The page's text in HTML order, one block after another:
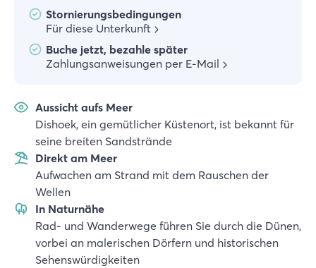
Stornierungsbedingungen
Für diese Unterkunft
Buche jetzt, bezahle später
Zahlungsanweisungen per E-Mail
Aussicht aufs Meer
Dishoek, ein gemütlicher Küstenort, ist bekannt für
seine breiten Sandstrände
Direkt am Meer
Aufwachen am Strand mit dem Rauschen der
Wellen
In Naturnähe
Rad- und Wanderwege führen Sie durch die Dünen,
vorbei an malerischen Dörfern und historischen
Sehenswürdigkeiten